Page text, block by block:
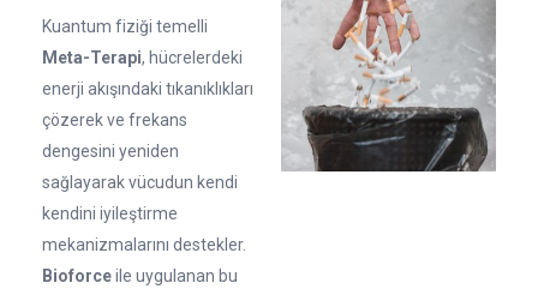
Kuantum fiziği temelli
Meta-Terapi, hücrelerdeki
enerji akışındaki tıkanıklıkları
çözerek ve frekans
dengesini yeniden
sağlayarak vücudun kendi
kendini iyileştirme
mekanizmalarını destekler.
Bioforceile uygulanan bu